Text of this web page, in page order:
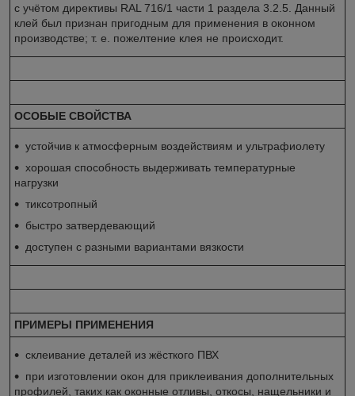
с учётом директивы RAL 716/1 части 1 раздела 3.2.5. Данный
клей был признан пригодным для применения в оконном
производстве; т. е. пожелтение клея не происходит.
ОСОБЫЕ СВОЙСТВА
устойчив к атмосферным воздействиям и ультрафиолету
хорошая способность выдерживать температурные
нагрузки
тиксотропный
быстро затвердевающий
доступен с разными вариантами вязкости
ПРИМЕРЫ ПРИМЕНЕНИЯ
склеивание деталей из жёсткого ПВХ
при изготовлении окон для приклеивания дополнительных
профилей, таких как оконные отливы, откосы, нащельники и